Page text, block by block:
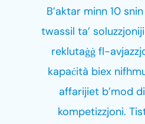
B’aktar minn 10
twassil ta’
reklutaġġ fl-
kapaċità biex
affarijiet b’mod
kompetizzjoni.